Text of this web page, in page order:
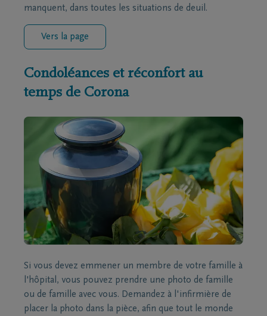
manquent, dans toutes les situations de deuil.
Vers la page
Condoléances et réconfort au
temps de Corona
Si vous devez emmener un membre de votre famille à
l'hôpital, vous pouvez prendre une photo de famille
ou de famille avec vous. Demandez à l'infirmière de
placer la photo dans la pièce, afin que tout le monde